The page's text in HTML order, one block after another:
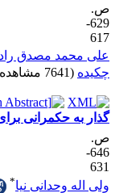
629-
محمد مصدق راد
(7641 مشاهده)
به حکمرانی
646-
اله وحدانی نیا*